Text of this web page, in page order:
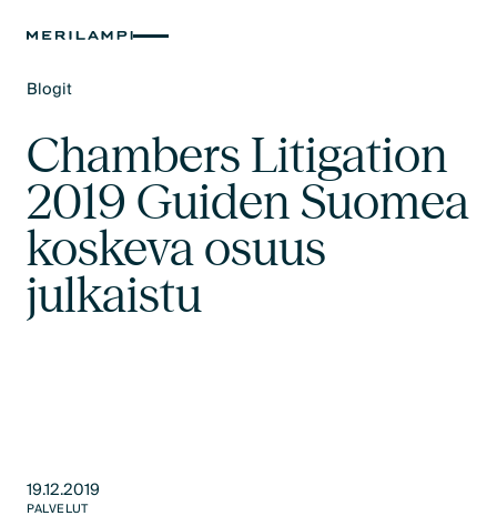
Blogit
Chambers Litigation
2019 Guiden Suomea
koskeva osuus
julkaistu
19.12.2019
PALVELUT